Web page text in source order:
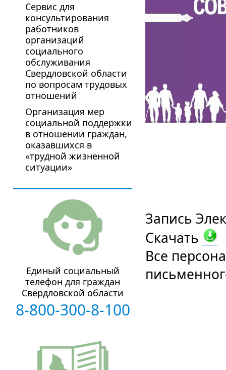
Запись
Скачать
Все
Сервис для
консультирования
работников
организаций
социального
обслуживания
Свердловской области
по вопросам трудовых
отношений
Организация мер
социальной поддержки
в отношении граждан,
оказавшихся в
«трудной жизненной
ситуации»
Единый социальный
телефон для граждан
Свердловской области
8-800-300-8-100